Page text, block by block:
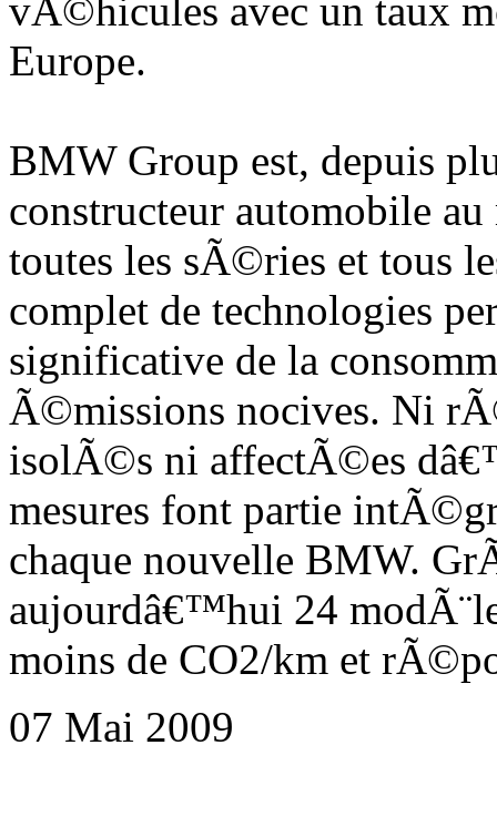
vÃ©hicules avec un taux
Europe.
BMW Group est, depuis
constructeur automobile
toutes les sÃ©ries et tous
complet de technologies
significative de la
Ã©missions nocives. Ni
isolÃ©s ni affectÃ©es
mesures font partie
chaque nouvelle BMW.
aujourdâ€™hui 24
moins de CO2/km et
07 Mai 2009